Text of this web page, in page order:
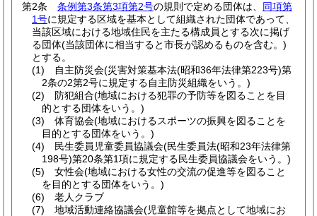
第2条
条例第3条第3項第2号の規則で定める団体は、 同項第
1号に規定する区域を基本として組織された団体であって、
当該区域における地域住民を主たる構成員とする次に掲げ
る団体(当該団体に相当すると市長が認めるものを含む。)
とする。
(1)
自主防災会(災害対策基本法(昭和36年法律第223号)第
2条の2第2号に規定する自主防災組織をいう。)
(2)
防犯組合(地域における犯罪の予防等を図ることを目
的とする団体をいう。)
(3)
体育協会(地域におけるスポーツの振興を図ることを
目的とする団体をいう。)
(4)
民生委員児童委員協議会(民生委員法(昭和23年法律第
198号)第20条第1項に規定する民生委員協議会をいう。)
(5)
女性会(地域における女性の交流の促進等を図ること
を目的とする団体をいう。)
(6)
老人クラブ
(7)
地域活動連絡協議会(児童館等を拠点として地域にお